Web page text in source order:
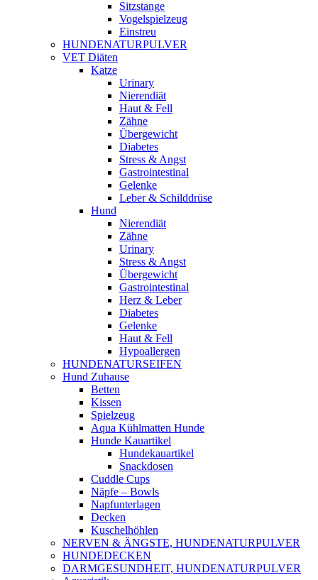
Sitzstange
Vogelspielzeug
Einstreu
HUNDENATURPULVER
VET Diäten
Katze
Urinary
Nierendiät
Haut & Fell
Zähne
Übergewicht
Diabetes
Stress & Angst
Gastrointestinal
Gelenke
Leber & Schilddrüse
Hund
Nierendiät
Zähne
Urinary
Stress & Angst
Übergewicht
Gastrointestinal
Herz & Leber
Diabetes
Gelenke
Haut & Fell
Hypoallergen
HUNDENATURSEIFEN
Hund Zuhause
Betten
Kissen
Spielzeug
Aqua Kühlmatten Hunde
Hunde Kauartikel
Hundekauartikel
Snackdosen
Cuddle Cups
Näpfe – Bowls
Napfunterlagen
Decken
Kuschelhöhlen
NERVEN & ÄNGSTE, HUNDENATURPULVER
HUNDEDECKEN
DARMGESUNDHEIT, HUNDENATURPULVER